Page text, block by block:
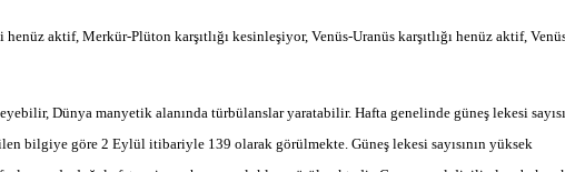
aktif, Merkür-Plüton karşıtlığı kesinleşiyor, Venüs-Uranüs karşıtlığı henüz aktif,
Dünya manyetik alanında türbülanslar yaratabilir. Hafta genelinde güneş lekesi sayısı
bilgiye göre 2 Eylül itibariyle 139 olarak görülmekte. Güneş lekesi sayısının yüksek